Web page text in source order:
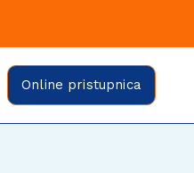
fronte Sarajevo
Online pristupnica